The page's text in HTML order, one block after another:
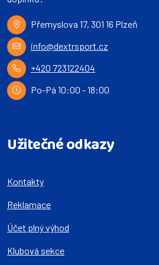
Přemyslova 17, 301 16 Plzeň
info@dextrsport.cz
+420 723122404
Po-Pá 10:00 - 18:00
Užitečné odkazy
Kontakty
Reklamace
Účet plný výhod
Klubová sekce